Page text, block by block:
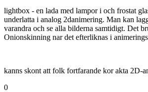
lightbox - en lada med lampor i och frostat
underlatta i analog 2danimering. Man kan
varandra och se alla bilderna samtidigt. Det
Onionskinning nar det efterliknas i
kanns skont att folk fortfarande kor akta 2D-
0